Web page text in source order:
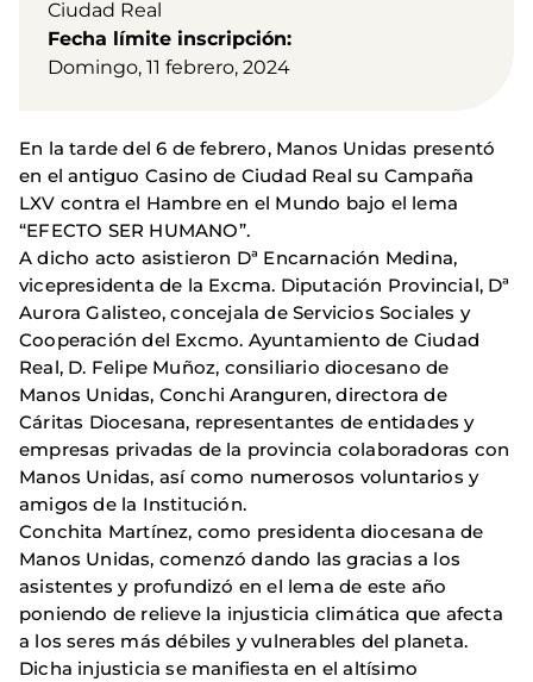
Ciudad Real
Fecha límite inscripción
Domingo, 11 febrero, 2024
En la tarde del 6 de febrero, Manos Unidas presentó
en el antiguo Casino de Ciudad Real su Campaña
LXV contra el Hambre en el Mundo bajo el lema
“EFECTO SER HUMANO”.
A dicho acto asistieron Dª Encarnación Medina,
vicepresidenta de la Excma. Diputación Provincial, Dª
Aurora Galisteo, concejala de Servicios Sociales y
Cooperación del Excmo. Ayuntamiento de Ciudad
Real, D. Felipe Muñoz, consiliario diocesano de
Manos Unidas, Conchi Aranguren, directora de
Cáritas Diocesana, representantes de entidades y
empresas privadas de la provincia colaboradoras con
Manos Unidas, así como numerosos voluntarios y
amigos de la Institución.
Conchita Martínez, como presidenta diocesana de
Manos Unidas, comenzó dando las gracias a los
asistentes y profundizó en el lema de este año
poniendo de relieve la injusticia climática que afecta
a los seres más débiles y vulnerables del planeta.
Dicha injusticia se manifiesta en el altísimo